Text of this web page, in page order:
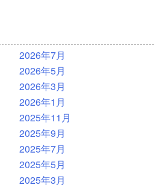
2026年7月
2026年5月
2026年3月
2026年1月
2025年11月
2025年9月
2025年7月
2025年5月
2025年3月